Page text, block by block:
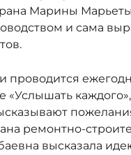
Марины
и сама
проводится
«Услышать каждого»,
ремонтно-
высказала